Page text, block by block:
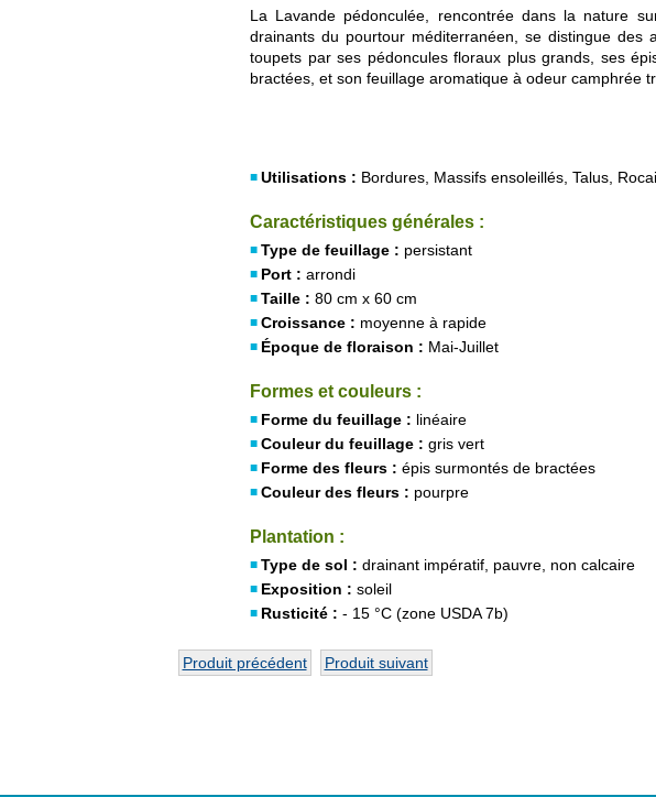
La Lavande pédonculée, rencontrée dans la nature
drainants du pourtour méditerranéen, se distingue des
toupets par ses pédoncules floraux plus grands, ses
bractées, et son feuillage aromatique à odeur camphrée
Utilisations : Bordures, Massifs ensoleillés, Talus,
Caractéristiques générales :
Type de feuillage : persistant
Port : arrondi
Taille : 80 cm x 60 cm
Croissance : moyenne à rapide
Époque de floraison : Mai-Juillet
Formes et couleurs :
Forme du feuillage : linéaire
Couleur du feuillage : gris vert
Forme des fleurs : épis surmontés de bractées
Couleur des fleurs : pourpre
Plantation :
Type de sol : drainant impératif, pauvre, non calcaire
Exposition : soleil
Rusticité : - 15 °C (zone USDA 7b)
Produit précédent Produit suivant